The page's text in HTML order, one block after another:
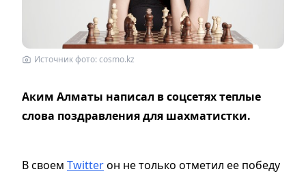
Источник фото: cosmo.kz
Аким Алматы написал в соцсетях теплые
слова поздравления для шахматистки.
В своем Twitterон не только отметил ее победу